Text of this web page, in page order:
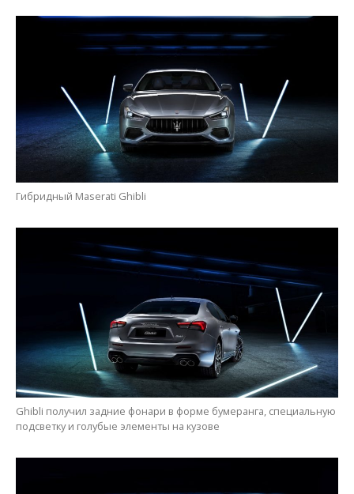
Гибридный Maserati Ghibli
Ghibli получил задние фонари в форме бумеранга, специальную
подсветку и голубые элементы на кузове